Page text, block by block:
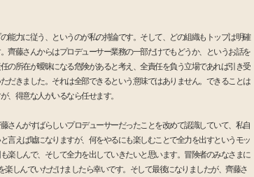
能力に従う、というのが私の持論です。そして、どの組織もトップは明確
齊藤さんからはプロデューサー業務の一部だけでもどうか、というお話を
の所在が曖昧になる危険があると考え、全責任を負う立場であれば引き受
だきました。それは全部できるという意味ではありません。できることは
、得意な人がいるなら任せます。
さんがすばらしいプロデューサーだったことを改めて認識していて、私自
言えば嘘になりますが、何をやるにも楽しむことで全力を出すというモッ
楽しんで、そして全力を出していきたいと思います。冒険者のみなさまに
楽しんでいただけましたら幸いです。そして最後になりましたが、齊藤さ